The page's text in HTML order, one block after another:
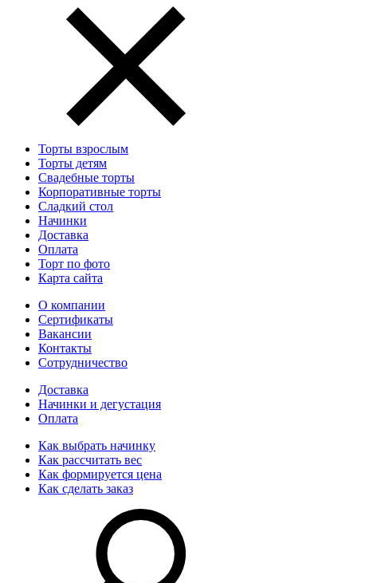
Торты взрослым
Торты детям
Свадебные торты
Корпоративные торты
Сладкий стол
Начинки
Доставка
Оплата
Торт по фото
Карта сайта
О компании
Сертификаты
Вакансии
Контакты
Сотрудничество
Доставка
Начинки и дегустация
Оплата
Как выбрать начинку
Как рассчитать вес
Как формируется цена
Как сделать заказ